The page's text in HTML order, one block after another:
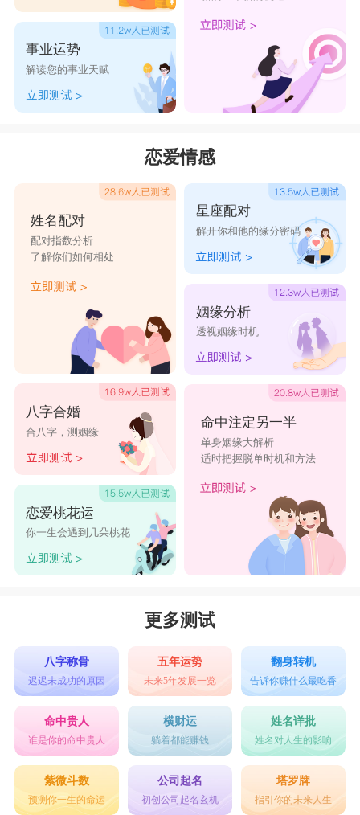
亡心少女 空城孤王 七月安生 复仇之怒
不贱不开心 一见你就跑 一脸的美人
痣
事业运势
解读您的事业天赋
恋爱情感
姓名配对
配对指数分析
了解你们如何相处
八字合婚
合八字，测姻缘
恋爱桃花运
你一生会遇到几朵桃花
星座配对
解开你和他的缘分密码
姻缘分析
透视姻缘时机
命中注定另一半
单身姻缘大解析
适时把握脱单时机和方法
更多测试
八字称骨
迟迟未成功的原因
五年运势
未来5年发展一览
翻身转机
告诉你赚什么最吃香
命中贵人
谁是你的命中贵人
横财运
躺着都能赚钱
姓名详批
姓名对人生的影响
紫微斗数
预测你一生的命运
公司起名
初创公司起名玄机
塔罗牌
指引你的未来人生